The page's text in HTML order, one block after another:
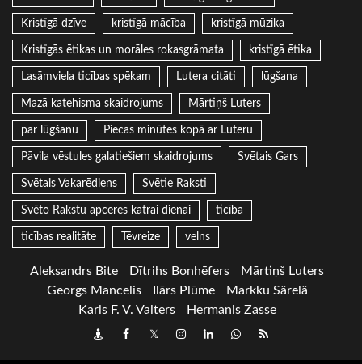
Kristīgā dzīve kristīgā mācība kristīgā mūzika
Kristīgās ētikas un morāles rokasgrāmata kristīgā ētika
Lasāmviela ticības spēkam Lutera citāti lūgšana
Mazā katehisma skaidrojums Mārtiņš Luters
par lūgšanu Piecas minūtes kopā ar Luteru
Pāvila vēstules galatiešiem skaidrojums Svētais Gars
Svētais Vakarēdiens Svētie Raksti
Svēto Rakstu apceres katrai dienai ticība
ticības realitāte Tēvreize velns
Aleksandrs Bite Dītrihs Bonhēfers
Mārtiņš Luters
Georgs Mancelis
Ilārs Plūme
Markku Särelä
Karls F. V. Valters
Hermanis Zasse
DraugiemFacebook
TwitterInstagram
LinkedInwhatsapp
RSS